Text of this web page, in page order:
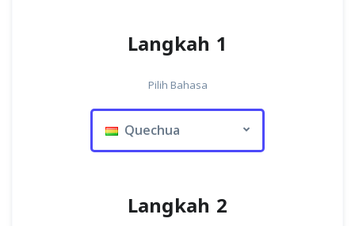
Langkah 1
Pilih Bahasa
Quechua
Langkah 2